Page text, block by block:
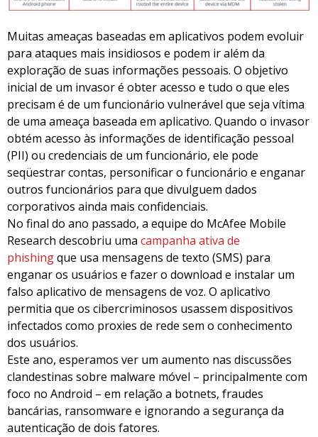
Muitas ameaças baseadas em aplicativos podem evoluir
para ataques mais insidiosos e podem ir além da
exploração de suas informações pessoais. O objetivo
inicial de um invasor é obter acesso e tudo o que eles
precisam é de um funcionário vulnerável que seja vítima
de uma ameaça baseada em aplicativo. Quando o invasor
obtém acesso às informações de identificação pessoal
(PII) ou credenciais de um funcionário, ele pode
seqüestrar contas, personificar o funcionário e enganar
outros funcionários para que divulguem dados
corporativos ainda mais confidenciais.
No final do ano passado, a equipe do McAfee Mobile
Research descobriu uma campanha ativa de
phishingque usa mensagens de texto (SMS) para
enganar os usuários e fazer o download e instalar um
falso aplicativo de mensagens de voz. O aplicativo
permitia que os cibercriminosos usassem dispositivos
infectados como proxies de rede sem o conhecimento
dos usuários.
Este ano, esperamos ver um aumento nas discussões
clandestinas sobre malware móvel – principalmente com
foco no Android – em relação a botnets, fraudes
bancárias, ransomware e ignorando a segurança da
autenticação de dois fatores.